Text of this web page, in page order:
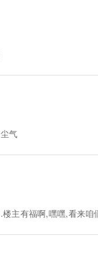
气
主有福啊,嘿嘿,看来